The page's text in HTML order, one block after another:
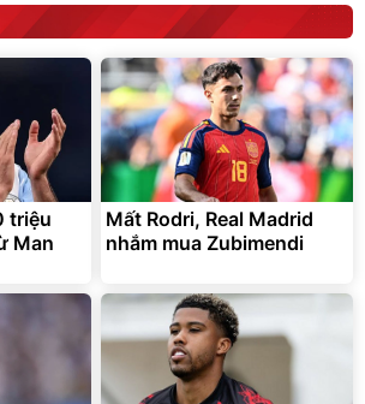
triệu
Man
Mất Rodri, Real Madrid
nhắm mua Zubimendi